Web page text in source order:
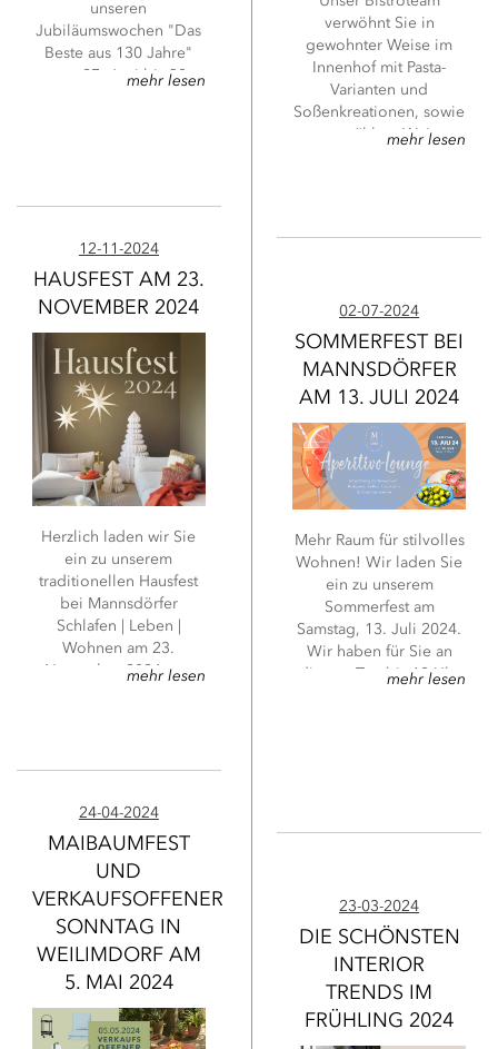
unseren
Jubiläumswochen "Das
Beste aus 130 Jahre"
vom 27. Juni bis 30.
mehr lesen
verwöhnt Sie in
gewohnter Weise im
Innenhof mit Pasta-
Varianten und
Soßenkreationen, sowie
ausgewählten Weinen
Zudecken und beim
Kauf eines neuen
Kissens und Zudecke
erhält man 10%
Nachlass. Bei der
Gartenmöbel Aktion
gibt es am Sonntag
10% Nachlass auf alle
Gartenmöbel ab einem
Einkaufswert von 500,00
€.
mehr lesen
12-11-2024
HAUSFEST AM 23.
NOVEMBER 2024
Herzlich laden wir Sie
ein zu unserem
traditionellen Hausfest
bei Mannsdörfer
Schlafen | Leben |
Wohnen am 23.
November 2024 von
mehr lesen
02-07-2024
SOMMERFEST BEI
MANNSDÖRFER
AM 13. JULI 2024
Mehr Raum für stilvolles
Wohnen! Wir laden Sie
ein zu unserem
Sommerfest am
Samstag, 13. Juli 2024.
Wir haben für Sie an
diesem Tag bis 18 Uhr
leckeren Snacks.
mehr lesen
24-04-2024
MAIBAUMFEST
UND
VERKAUFSOFFENER
SONNTAG IN
WEILIMDORF AM
5. MAI 2024
23-03-2024
DIE SCHÖNSTEN
INTERIOR
TRENDS IM
FRÜHLING 2024